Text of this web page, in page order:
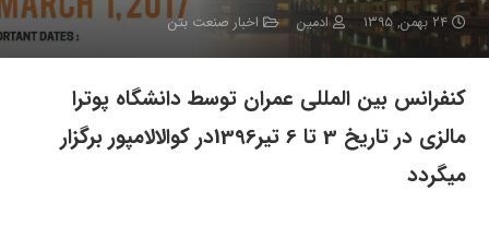
۲۴ بهمن, ۱۳۹۵ ادمین اخبار صنعت بتن
کنفرانس بین المللی عمران توسط دانشگاه پوترا
مالزی در تاریخ 3 تا 6 تیر1396در کوالالامپور برگزار
میگردد